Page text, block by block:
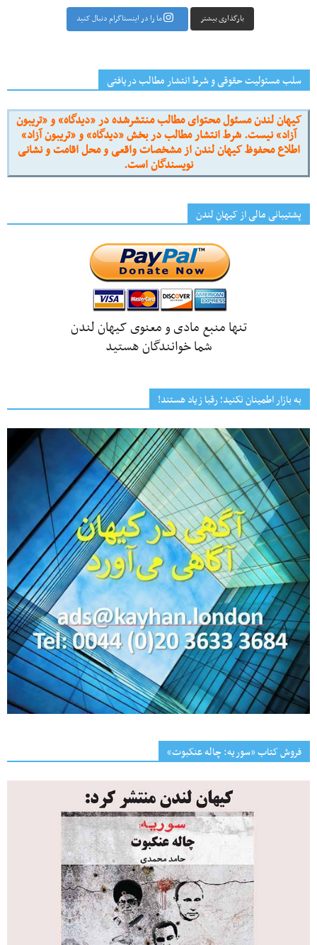
بارگذاری بیشتر ما را در اینستاگرام دنبال کنید
سلب مسئولیت حقوقی و شرط انتشار مطالب دریافتی
کیهان لندن مسئول محتوای مطالب منتشرشده در «دیدگاه» و «تریبون
آزاد» نیست. شرط انتشار مطالب در بخش «دیدگاه» و «تریبون آزاد»
اطلاع محفوظ کیهان لندن از مشخصات واقعی و محل اقامت و نشانی
نویسندگان است.
پشتیبانی مالی از کیهانِ لندن
تنها منبع مادی و معنوی کیهان لندن
شما خوانندگان هستید
به بازار اطمینان نکنید؛ رقبا زیاد هستند!
فروش کتاب «سوریه: چاله عنکبوت»